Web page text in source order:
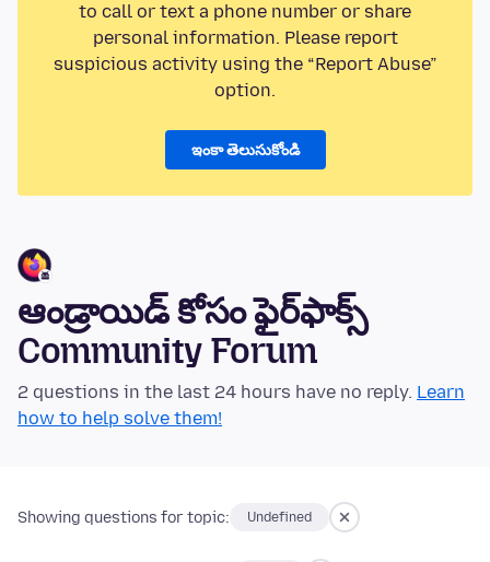
to call or text a phone number or share
personal information. Please report
suspicious activity using the “Report Abuse”
option.
ఇంకా తెలుసుకోండి
ఆండ్రాయిడ్ కోసం ఫైర్‌ఫాక్స్
Community Forum
2 questions in the last 24 hours have no reply. Learn
how to help solve them!
Showing questions for topic: Undefined